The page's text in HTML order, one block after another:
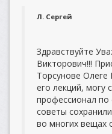
Л. Сергей
Здравствуйте
Викторович!!!
Торсунове Олеге
его лекций, могу
профессионал
советы
во многих вещах